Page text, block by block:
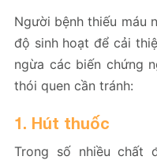
Người bệnh thiếu máu
độ sinh hoạt để cải
ngừa các biến chứng
thói quen cần tránh:
1. Hút thuốc
Trong số nhiều chất